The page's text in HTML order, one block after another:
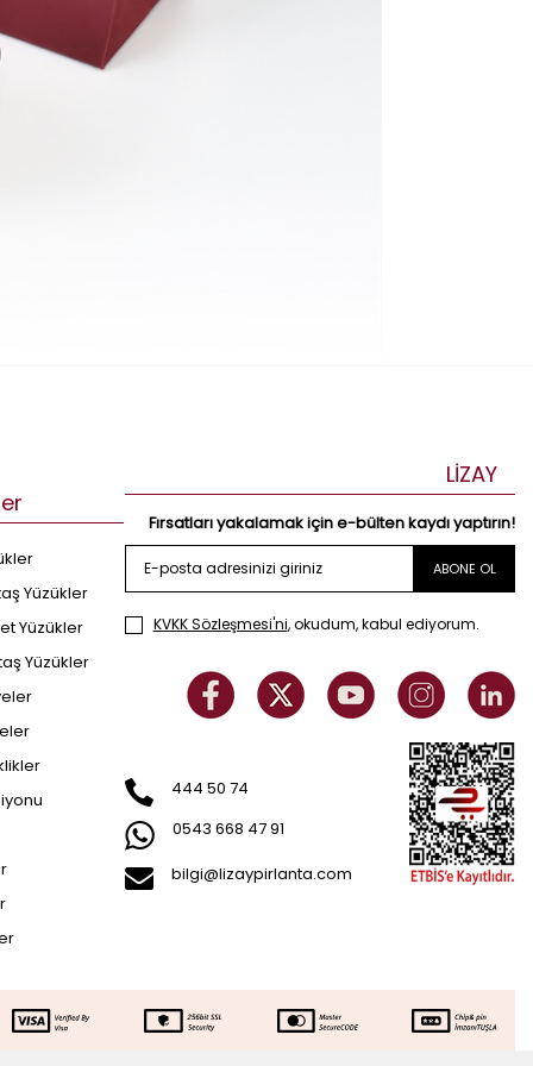
Yüzükler
Yüzükler
Yüzükler
LİZAY
Fırsatları yakalamak için e-bülten kaydı yaptırın!
ABONE OL
KVKK Sözleşmesi'ni, okudum, kabul ediyorum.
444 50 74
0543 668 47 91
bilgi@lizaypirlanta.com